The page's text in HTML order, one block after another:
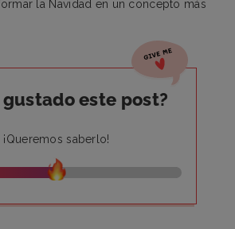
la Navidad en un concepto más
gustado este post?
¡Queremos saberlo!